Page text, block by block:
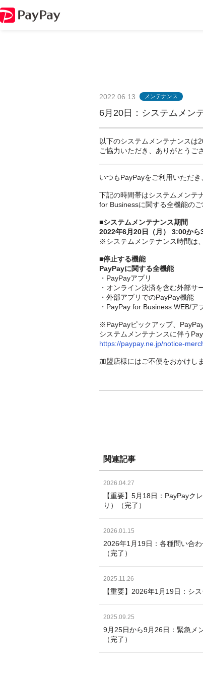
2022.06.13 メンテナンス
6月20日：システムメン
以下のシステムメンテナンスは
ご協力いただき、ありがとうご
いつもPayPayをご利用いただき
下記の時間帯はシステムメンテ
for Businessに関する全機能のご
■システムメンテナンス期間
2022年6月20日（月） 3:00から
※システムメンテナンス時間は
■停止する機能
PayPayに関する全機能
・PayPayアプリ
・オンライン決済を含む外部サ
・外部アプリでのPayPay機能
・PayPay for Business WEB/
※PayPayピックアップ、
システムメンテナンスに伴う
https://paypay.ne.jp/notice-
加盟店様にはご不便をおかけし
関連記事
2026.04.27
【重要】5月18日：PayPayク
り）（完了）
2026.01.15
2026年1月19日：各種問い合
（完了）
2025.11.26
【重要】2026年1月19日：シ
2025.09.25
9月25日から9月26日：緊急メ
（完了）